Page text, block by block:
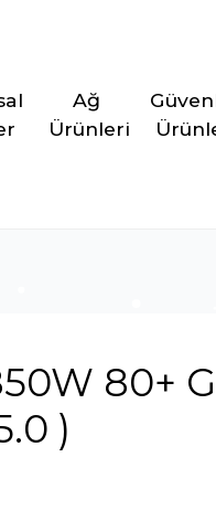
Ağ
Ürünleri
80+
)